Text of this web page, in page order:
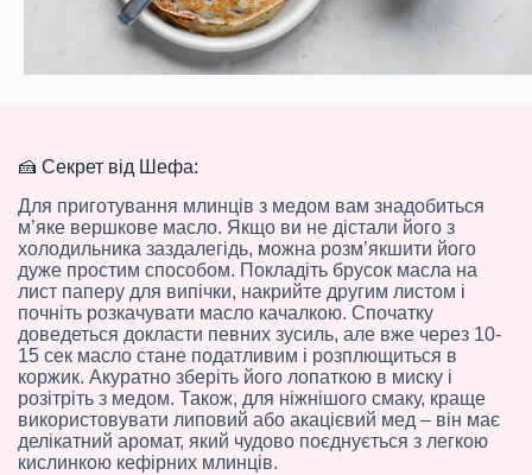
🍰 Секрет від Шефа:
Для приготування млинців з медом вам знадобиться
м’яке вершкове масло. Якщо ви не дістали його з
холодильника заздалегідь, можна розм’якшити його
дуже простим способом. Покладіть брусок масла на
лист паперу для випічки, накрийте другим листом і
почніть розкачувати масло качалкою. Спочатку
доведеться докласти певних зусиль, але вже через 10-
15 сек масло стане податливим і розплющиться в
коржик. Акуратно зберіть його лопаткою в миску і
розітріть з медом. Також, для ніжнішого смаку, краще
використовувати липовий або акацієвий мед – він має
делікатний аромат, який чудово поєднується з легкою
кислинкою кефірних млинців.